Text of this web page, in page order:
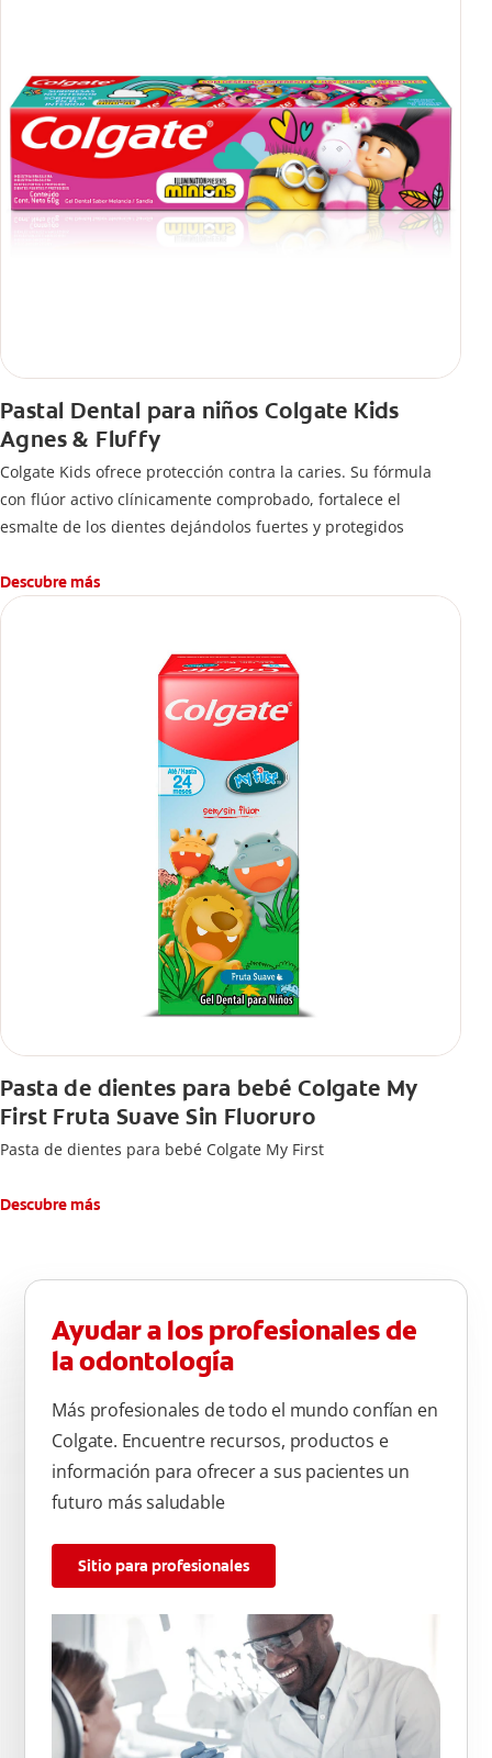
Pastal Dental para niños Colgate Kids
Agnes & Fluffy
Colgate Kids ofrece protección contra la caries. Su fórmula
con flúor activo clínicamente comprobado, fortalece el
esmalte de los dientes dejándolos fuertes y protegidos
Descubre más
Pasta de dientes para bebé Colgate My
First Fruta Suave Sin Fluoruro
Pasta de dientes para bebé Colgate My First
Descubre más
Ayudar a los profesionales de
la odontología
Más profesionales de todo el mundo confían en
Colgate. Encuentre recursos, productos e
información para ofrecer a sus pacientes un
futuro más saludable
Sitio para profesionales